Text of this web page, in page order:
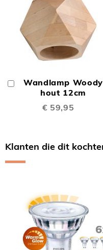
Wandlamp Woody
hout 12cm
€ 59,95
Winkelwagen
Klanten die dit